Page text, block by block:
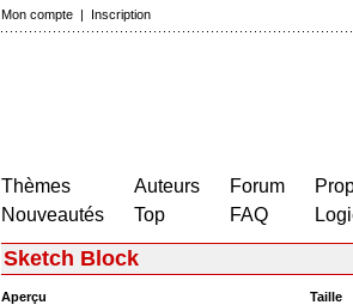
Mon compte | Inscription
Thèmes
Nouveautés
Auteurs
Top
Forum
FAQ
Sketch Block
Aperçu Taille